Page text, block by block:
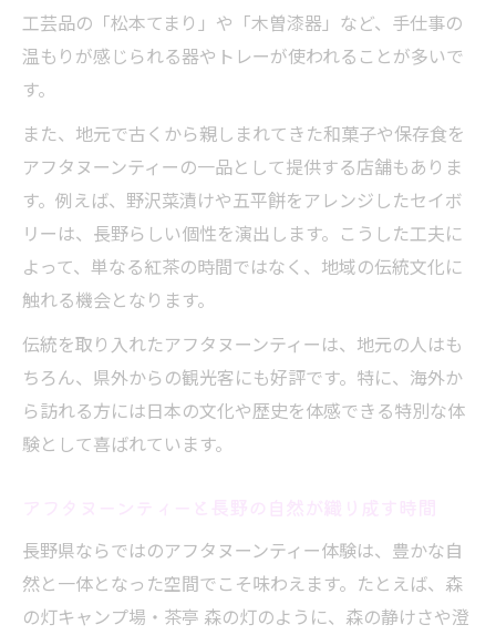
工芸品の「松本てまり」や「木曽漆器」など、手仕事の
温もりが感じられる器やトレーが使われることが多いで
す。
また、地元で古くから親しまれてきた和菓子や保存食を
アフタヌーンティーの一品として提供する店舗もありま
す。例えば、野沢菜漬けや五平餅をアレンジしたセイボ
リーは、長野らしい個性を演出します。こうした工夫に
よって、単なる紅茶の時間ではなく、地域の伝統文化に
触れる機会となります。
伝統を取り入れたアフタヌーンティーは、地元の人はも
ちろん、県外からの観光客にも好評です。特に、海外か
ら訪れる方には日本の文化や歴史を体感できる特別な体
験として喜ばれています。
長野県ならではのアフタヌーンティー体験は、豊かな自
然と一体となった空間でこそ味わえます。たとえば、森
の灯キャンプ場・茶亭 森の灯のように、森の静けさや澄